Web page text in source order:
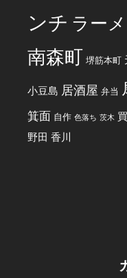
ンチ ラー
南森町 堺筋本町
小豆島 居酒屋 弁当
箕面 自作 色落ち 茨木
野田 香川